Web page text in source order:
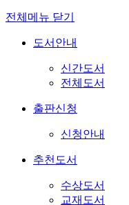
전체메뉴 닫기
도서안내
신간도서
전체도서
출판신청
신청안내
추천도서
수상도서
교재도서